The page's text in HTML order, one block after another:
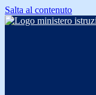
Salta al contenuto